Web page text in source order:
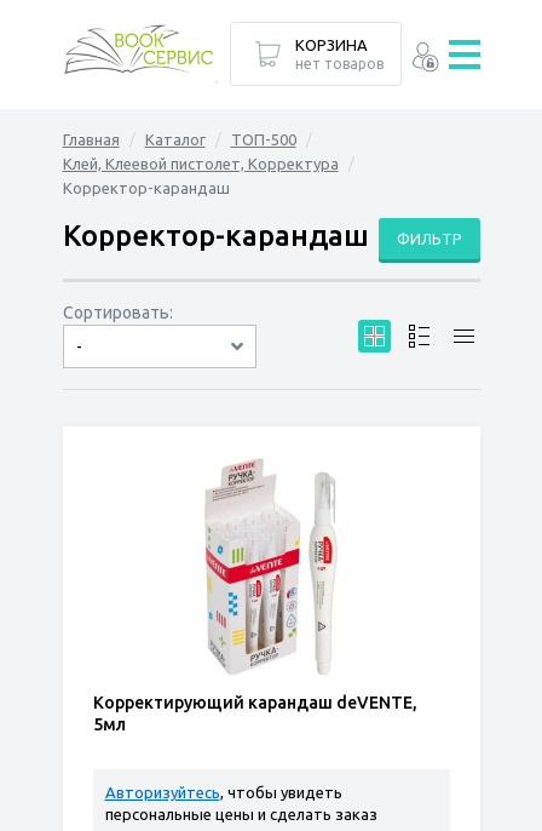
Главная Каталог
ТОП-500
Клей, Клеевой пистолет, Корректура
Корректор-карандаш
ФИЛЬТР
Корректор-карандаш
Сортировать:
-
по дате
по популярности
сначала дешёвые
сначала дорогие
Корректирующий карандаш deVENTE,
5мл
Авторизуйтесь, чтобы увидеть
персональные цены и сделать заказ
КОРЗИНА
нет товаров